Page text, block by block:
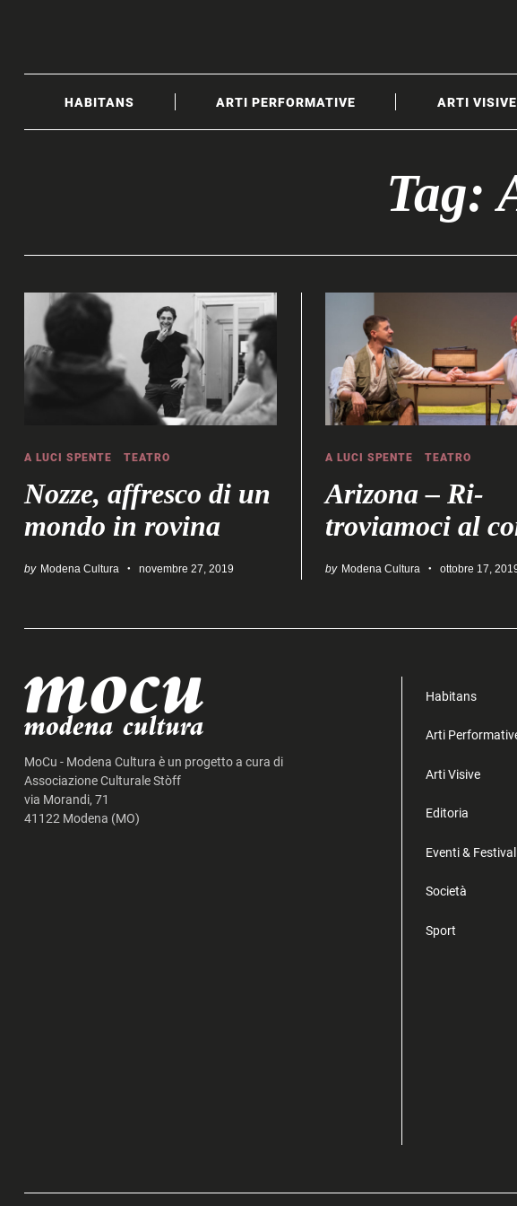
HABITANS ARTI PERFORMATIVE ARTI VISIVE
Tag:
A LUCI SPENTE TEATRO
Nozze, affresco di un
mondo in rovina
by Modena Cultura novembre 27, 2019
A LUCI SPENTE TEATRO
Arizona – Ri-
troviamoci al
by Modena Cultura ottobre 17,
MoCu - Modena Cultura è un progetto a cura di
Associazione Culturale Stòff
via Morandi, 71
41122 Modena (MO)
Habitans
Arti
Arti Visive
Editoria
Eventi & Festival
Società
Sport
for: